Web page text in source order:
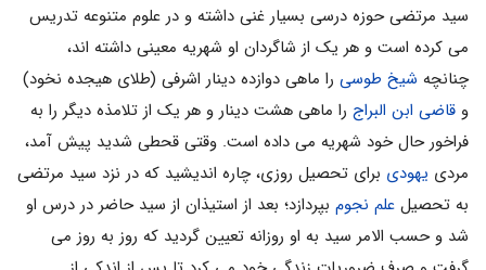
سید مرتضی حوزه درسی بسیار غنی داشته و در علوم متنوعه تدریس
می کرده است و هر یک از شاگردان او شهریه معینی داشته اند،
چنانچه شیخ طوسی را ماهی دوازده دینار اشرفی (طلای هیجده نخود)
و قاضی ابن البراج را ماهی هشت دینار و هر یک از تلامذه دیگر را به
فراخور حال خود شهریه می داده است. وقتی قحطی شدید پیش آمد،
مردی یهودی برای تحصیل روزی، چاره اندیشید که در نزد سید مرتضی
به تحصیل علم نجوم بپردازد؛ بعد از استیذان از سید حاضر در درس او
شد و حسب الامر سید به او روزانه تعیین گردید که روز به روز می